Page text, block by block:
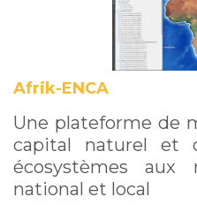
Afrik-ENCA
Une plateforme de
capital naturel et
écosystèmes aux
national et local